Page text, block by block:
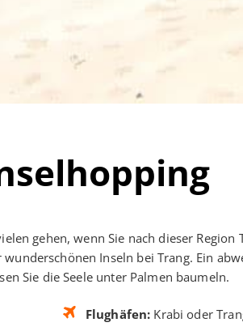
gehen, wenn Sie nach dieser
Inseln bei Trang. Ein
Sie die Seele unter Palmen baumeln.
Flughäfen: Krabi oder